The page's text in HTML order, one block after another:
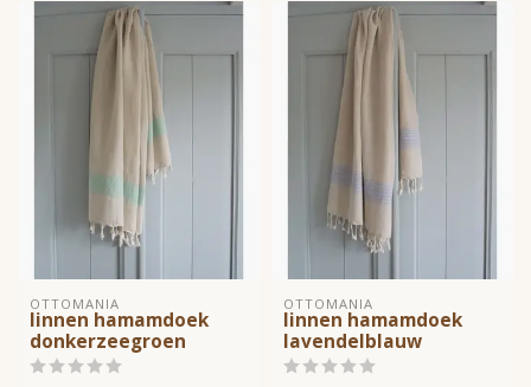
OTTOMANIA
linnen hamamdoek
donkerzeegroen
OTTOMANIA
linnen hamamdoek
lavendelblauw